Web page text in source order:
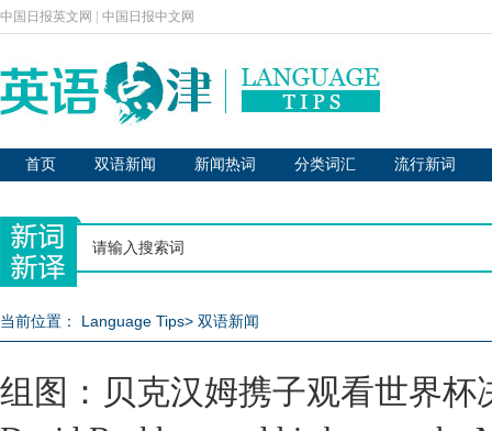
中国日报英文网 中国日报中文网
首页 双语新闻 新闻热词 分类词汇 流行新词
当前位置： Language Tips> 双语新闻
组图：贝克汉姆携子观看世界杯